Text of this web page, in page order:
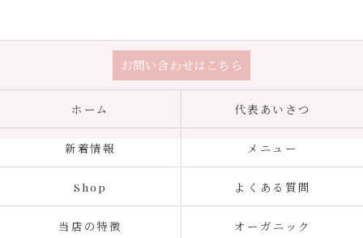
お問い合わせはこちら
ホーム 代表あいさつ
新着情報 メニュー
Shop よくある質問
当店の特徴 オーガニック